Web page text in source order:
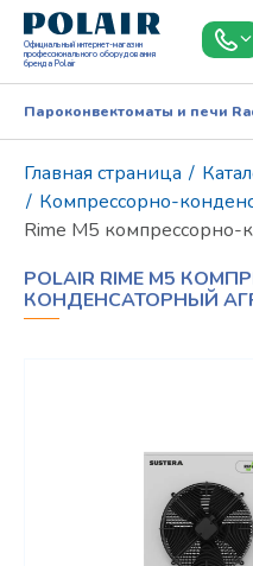
Официальный интернет-магазин
профессионального оборудования
бренда Polair
Пароконвектоматы и печи
Главная страница /
/ Компрессорно-
Rime M5 компрессорно-
POLAIR RIME M5
КОНДЕНСАТОРНЫЙ